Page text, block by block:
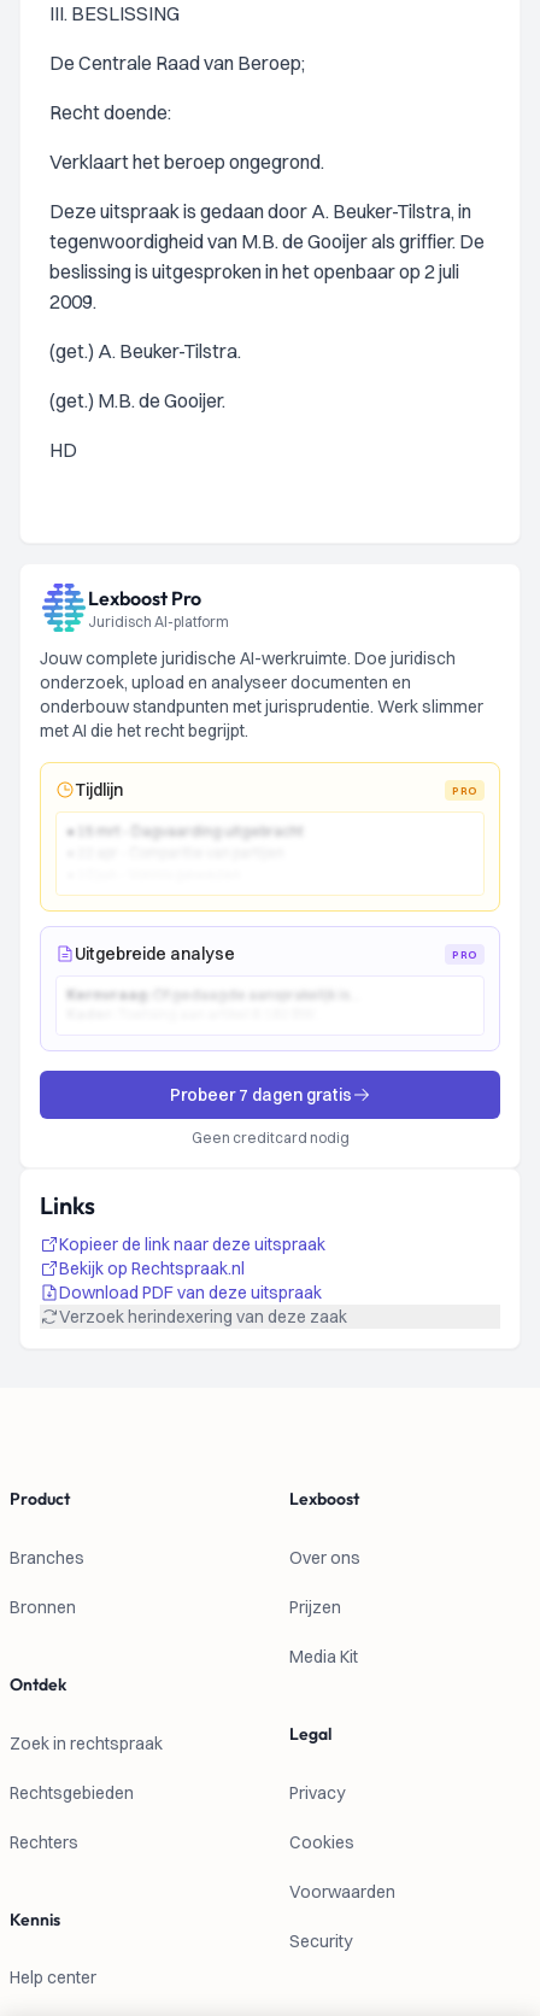
III. BESLISSING
De Centrale Raad van Beroep;
Recht doende:
Verklaart het beroep ongegrond.
Deze uitspraak is gedaan door A. Beuker-Tilstra, in
tegenwoordigheid van M.B. de Gooijer als griffier. De
beslissing is uitgesproken in het openbaar op 2 juli
2009.
(get.) A. Beuker-Tilstra.
(get.) M.B. de Gooijer.
HD
Lexboost Pro
Juridisch AI-platform
Jouw complete juridische AI-werkruimte. Doe juridisch
onderzoek, upload en analyseer documenten en
onderbouw standpunten met jurisprudentie. Werk slimmer
met AI die het recht begrijpt.
Tijdlijn PRO
● 15 mrt - Dagvaarding uitgebracht
Uitgebreide analyse PRO
Kernvraag:
Probeer 7 dagen gratis
Geen creditcard nodig
Links
Kopieer de link naar deze uitspraak
Bekijk op Rechtspraak.nl
Download PDF van deze uitspraak
Verzoek herindexering van deze zaak
Product
Branches
Bronnen
Ontdek
Zoek in rechtspraak
Rechtsgebieden
Rechters
Kennis
Help center
Lexboost
Over ons
Prijzen
Media Kit
Legal
Privacy
Cookies
Voorwaarden
Security